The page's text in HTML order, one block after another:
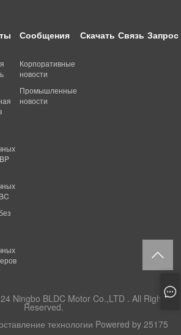
Сообщения
Корпоративные
новости
Промышленные
новости
Скачать Связь Запрос
Ningbo BLDC Motor Co.,LTD . All Rights
Reserved.
технологии Powered by 25175